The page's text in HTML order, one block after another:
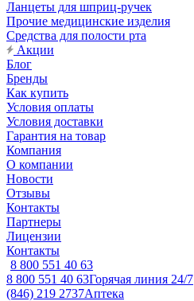
Ланцеты для шприц-ручек
Прочие медицинские изделия
Средства для полости рта
Акции
Блог
Бренды
Как купить
Условия оплаты
Условия доставки
Гарантия на товар
Компания
О компании
Новости
Отзывы
Контакты
Партнеры
Лицензии
Контакты
8 800 551 40 63
8 800 551 40 63Горячая линия 24/7
(846) 219 2737Аптека